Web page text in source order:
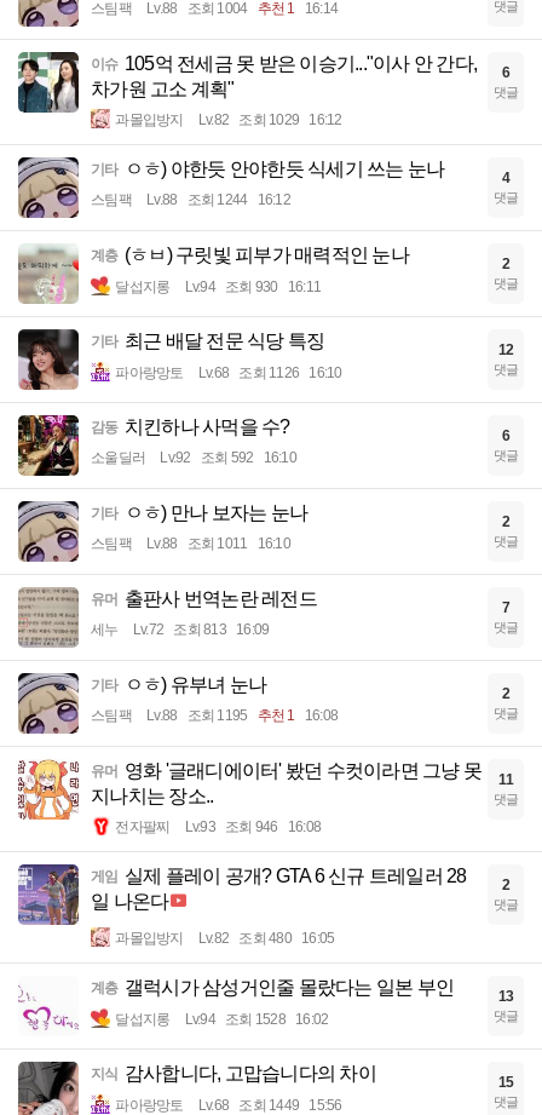
스팀팩 Lv.88 조회 1004 추천 1 16:14 댓글
이슈 105억 전세금 못 받은 이승기..."이사 안 간다,
차가원 고소 계획"
과몰입방지 Lv.82 조회 1029 16:12
6
댓글
기타 ㅇㅎ) 야한듯 안야한듯 식세기 쓰는 눈나
스팀팩 Lv.88 조회 1244 16:12
4
댓글
계층 (ㅎㅂ) 구릿빛 피부가 매력적인 눈나
달섭지롱 Lv.94 조회 930 16:11
2
댓글
기타 최근 배달 전문 식당 특징
파아랑망토 Lv.68 조회 1126 16:10
12
댓글
감동 치킨하나 사먹을 수?
소울딜러 Lv.92 조회 592 16:10
6
댓글
기타 ㅇㅎ) 만나 보자는 눈나
스팀팩 Lv.88 조회 1011 16:10
2
댓글
유머 출판사 번역논란 레전드
세누 Lv.72 조회 813 16:09
7
댓글
기타 ㅇㅎ) 유부녀 눈나
스팀팩 Lv.88 조회 1195 추천 1 16:08
2
댓글
유머 영화 '글래디에이터' 봤던 수컷이라면 그냥 못
지나치는 장소..
전자팔찌 Lv.93 조회 946 16:08
11
댓글
게임
실제 플레이 공개? GTA 6 신규 트레일러 28
일 나온다
과몰입방지 Lv.82 조회 480 16:05
2
댓글
계층 갤럭시가 삼성거인줄 몰랐다는 일본 부인
달섭지롱 Lv.94 조회 1528 16:02
13
댓글
지식 감사합니다, 고맙습니다의 차이
파아랑망토 Lv.68 조회 1449 15:56
15
댓글